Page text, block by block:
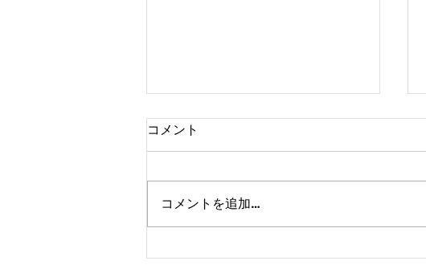
かけっこクラブ＠伊丹宝塚
コメント
コメントを追加…